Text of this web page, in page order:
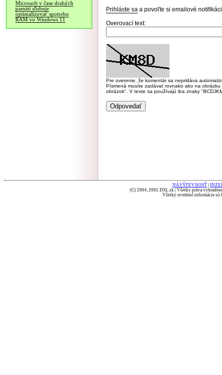
Microsoft v čase drahých
pamätí sľubuje
optimalizovať spotrebu
RAM vo Windows 11
Prihláste sa a povoľte si emailové
Overovací text:
Pre overenie, že komentár sa nepridáva
Písmená musíte zadávať rovnako ako na
obrázok". V texte sa používajú iba znaky
NÁVŠTEVNOSŤ
(C) 2004, 2005 DSL.sk | Všetky práva
Všetky uvedené informácie sú